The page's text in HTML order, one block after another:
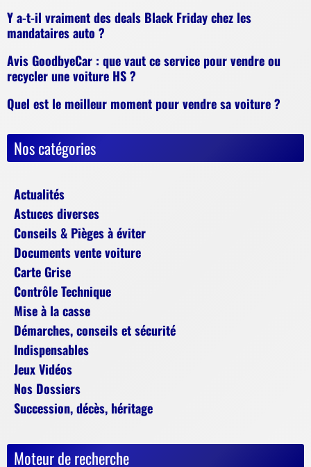
Y a-t-il vraiment des deals Black Friday chez les
mandataires auto ?
Avis GoodbyeCar : que vaut ce service pour vendre ou
recycler une voiture HS ?
Quel est le meilleur moment pour vendre sa voiture ?
Nos catégories
Actualités
Astuces diverses
Conseils & Pièges à éviter
Documents vente voiture
Carte Grise
Contrôle Technique
Mise à la casse
Démarches, conseils et sécurité
Indispensables
Jeux Vidéos
Nos Dossiers
Succession, décès, héritage
Moteur de recherche